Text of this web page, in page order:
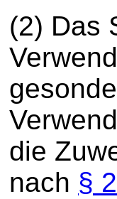
(2) Das
die
nach §